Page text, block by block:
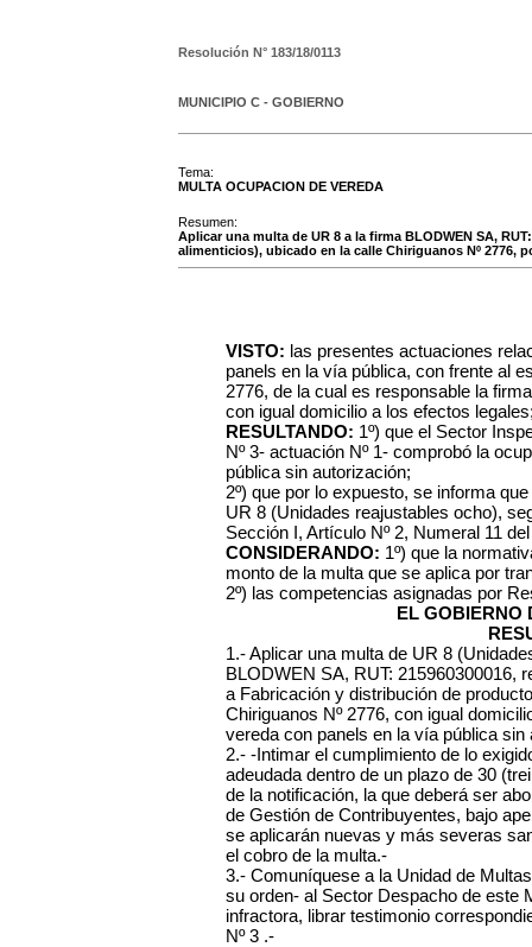
Resolución N° 183/18/0113
MUNICIPIO C - GOBIERNO
Tema:
MULTA OCUPACION DE VEREDA
Resumen:
Aplicar una multa de UR 8 a la firma BLODWEN SA,
alimenticios), ubicado en la calle Chiriguanos Nº 2776,
VISTO: las presentes actuaciones
panels en la vía pública, con frente al
2776, de la cual es responsable la
con igual domicilio a los efectos
RESULTANDO: 1º) que el Sector
Nº 3- actuación Nº 1- comprobó la
pública sin autorización;
2º) que por lo expuesto, se informa
UR 8 (Unidades reajustables ocho),
Sección I, Artículo Nº 2, Numeral 11
CONSIDERANDO: 1º) que la
monto de la multa que se aplica por
2º) las competencias asignadas por
EL GOBIERNO
1.- Aplicar una multa de UR 8
BLODWEN SA, RUT: 215960300016,
a Fabricación y distribución de
Chiriguanos Nº 2776, con igual
vereda con panels en la vía pública sin
2.- -Intimar el cumplimiento de lo
adeudada dentro de un plazo de 30
de la notificación, la que deberá ser
de Gestión de Contribuyentes, bajo
se aplicarán nuevas y más severas
el cobro de la multa.-
3.- Comuníquese a la Unidad de
su orden- al Sector Despacho de este
infractora, librar testimonio
Nº 3 .-